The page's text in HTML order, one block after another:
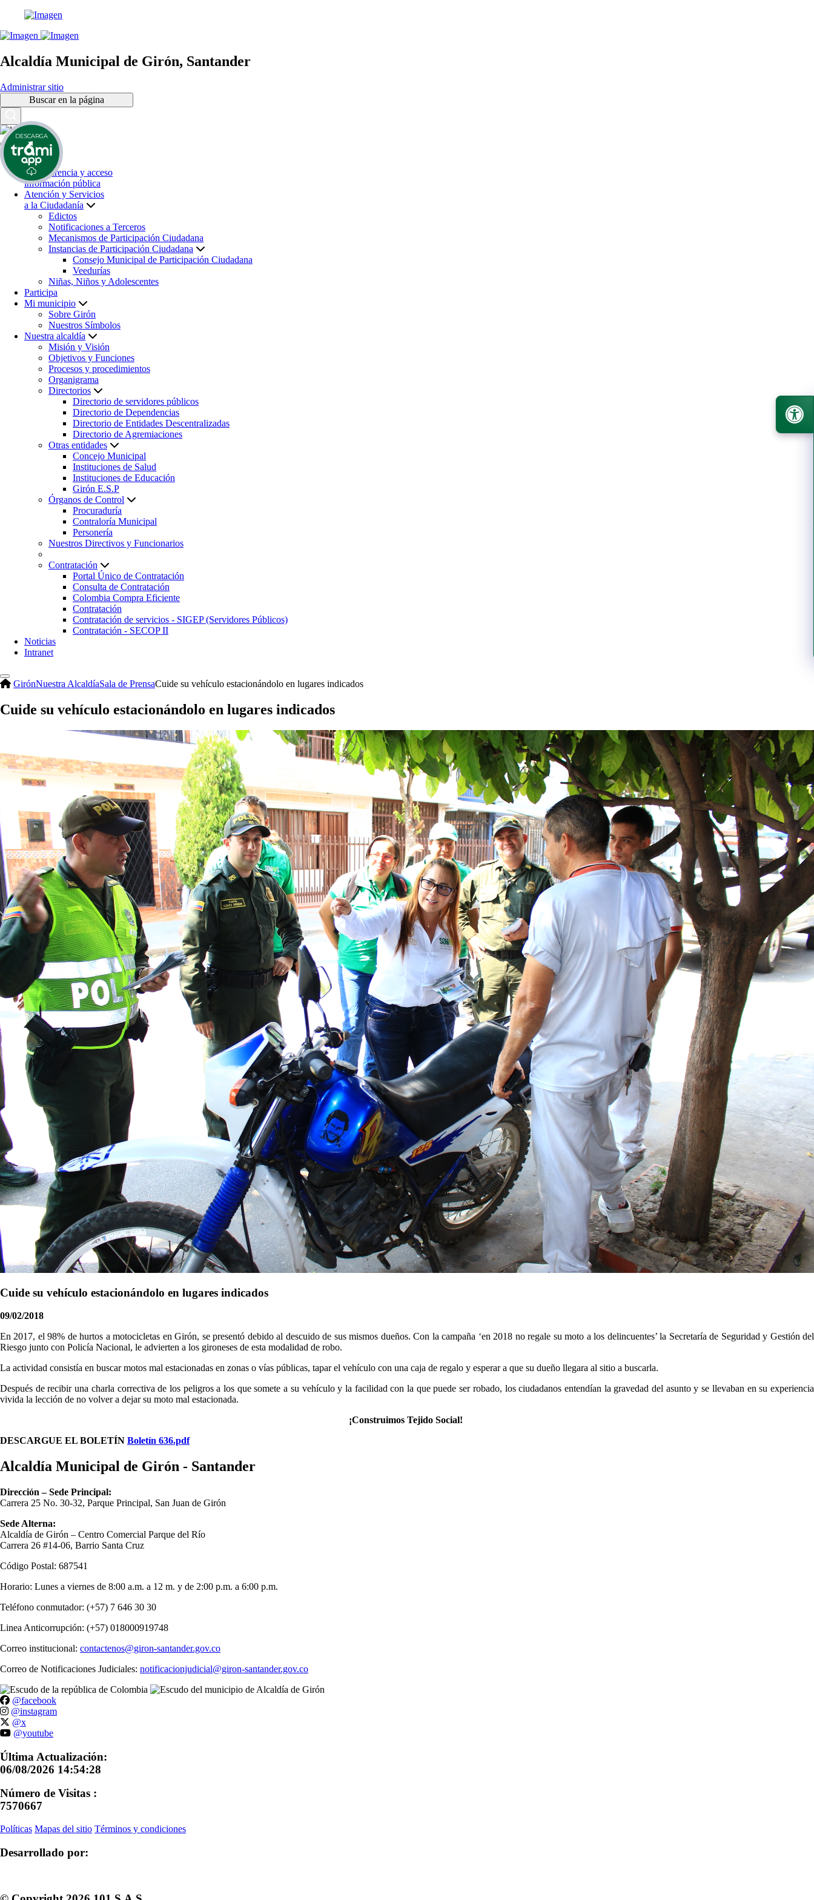
Alcaldía Municipal de Girón, Santander
Administrar sitio
Buscar en la página
Inicio
Transparencia y acceso
información pública
Atención y Servicios
a la Ciudadanía
Edictos
Notificaciones a Terceros
Mecanismos de Participación Ciudadana
Instancias de Participación Ciudadana
Consejo Municipal de Participación Ciudadana
Veedurías
Niñas, Niños y Adolescentes
Participa
Mi municipio
Sobre Girón
Nuestros Símbolos
Nuestra alcaldía
Misión y Visión
Objetivos y Funciones
Procesos y procedimientos
Organigrama
Directorios
Directorio de servidores públicos
Directorio de Dependencias
Directorio de Entidades Descentralizadas
Directorio de Agremiaciones
Otras entidades
Concejo Municipal
Instituciones de Salud
Instituciones de Educación
Girón E.S.P
Órganos de Control
Procuraduría
Contraloría Municipal
Personería
Nuestros Directivos y Funcionarios
Contratación
Portal Único de Contratación
Consulta de Contratación
Colombia Compra Eficiente
Contratación
Contratación de servicios - SIGEP (Servidores Públicos)
Contratación - SECOP II
Noticias
Intranet
GirónNuestra AlcaldíaSala de PrensaCuide su vehículo estacionándolo en lugares indicados
Cuide su vehículo estacionándolo en lugares indicados
Cuide su vehículo estacionándolo en lugares indicados
09/02/2018
​En 2017, el 98% de hurtos a motocicletas en Girón, se presentó debido al descuido de sus mismos dueños. Con la campaña ‘en 2018 no regale su moto a los delincuentes’ la Secretaría de Seguridad y Gestión del
Riesgo junto con Policía Nacional, le advierten a los gironeses de esta modalidad de robo.
La actividad consistía en buscar motos mal estacionadas en zonas o vías públicas, tapar el vehículo con una caja de regalo y esperar a que su dueño llegara al sitio a buscarla.
Después de recibir una charla correctiva de los peligros a los que somete a su vehículo y la facilidad con la que puede ser robado, los ciudadanos entendían la gravedad del asunto y se llevaban en su experiencia
vivida la lección de no volver a dejar su moto mal estacionada.
¡Construimos Tejido Social! ​
DESCARGUE EL BOLETÍN Boletín 636.pdf
Alcaldía Municipal de Girón - Santander
Dirección – Sede Principal:
Carrera 25 No. 30-32, Parque Principal, San Juan de Girón
Sede Alterna:
Alcaldía de Girón – Centro Comercial Parque del Río
Carrera 26 #14-06, Barrio Santa Cruz
Código Postal: 687541
Horario: Lunes a viernes de 8:00 a.m. a 12 m. y de 2:00 p.m. a 6:00 p.m.
Teléfono conmutador: (+57) 7 646 30 30
Linea Anticorrupción: (+57) 018000919748
Correo institucional: contactenos@giron-santander.gov.co
Correo de Notificaciones Judiciales: notificacionjudicial@giron-santander.gov.co
@facebook
@instagram
@x
@youtube
Última Actualización:
06/08/2026 14:54:28
Número de Visitas :
7570667
Políticas Mapas del sitio Términos y condiciones
Desarrollado por:
DESCARGA